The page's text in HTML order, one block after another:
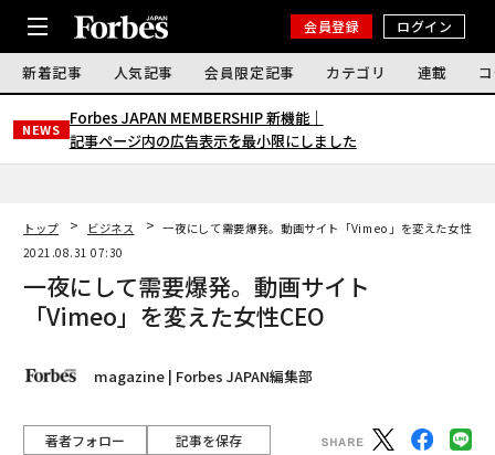
会員登録 ログイン
新着記事 人気記事 会員限定記事 カテゴリ 連載
NEWS
Forbes JAPAN MEMBERSHIP 新機能｜
記事ページ内の広告表示を最小限にしました
トップ ビジネス
一夜にして需要爆発。動画サイト「Vimeo」を変えた女性
2021.08.31 07:30
一夜にして需要爆発。動画サイト
「Vimeo」を変えた女性CEO
magazine | Forbes JAPAN編集部
著者フォロー 記事を保存